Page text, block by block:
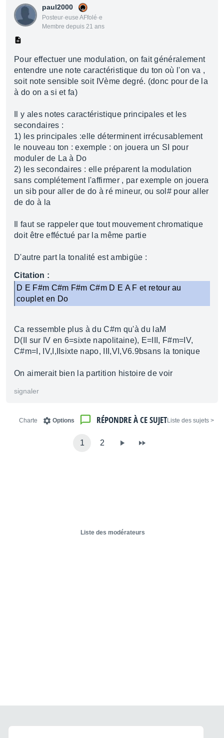
paul2000
Posteur·euse AFfolé·e
Membre depuis 21 ans
Pour effectuer une modulation, on fait généralement
entendre une note caractéristique du ton où l'on va ,
soit note sensible soit IVème degré. (donc pour de la
à do on a si et fa)
Il y ales notes caractéristique principales et les
secondaires :
1) les principales :elle déterminent irrécusablement
le nouveau ton : exemple : on jouera un SI pour
moduler de La à Do
2) les secondaires : elle préparent la modulation
sans complétement l'affirmer , par exemple on jouera
un sib pour aller de do à ré mineur, ou sol# pour aller
de do à la
Il faut se rappeler que tout mouvement chromatique
doit être efféctué par la même partie
D'autre part la tonalité est ambigüe :
Citation :
D E F#m C#m F#m C#m D E A F et retour au
couplet en Do
Ca ressemble plus à du C#m qu'à du laM
D(II sur IV en 6=sixte napolitaine), E=III, F#m=IV,
C#m=I, IV,I,IIsixte napo, III,VI,V6.9bsans la tonique
On aimerait bien la partition histoire de voir
signaler
< Liste des sujets
RÉPONDRE À CE SUJET
Options
Charte
1 2
Liste des modérateurs